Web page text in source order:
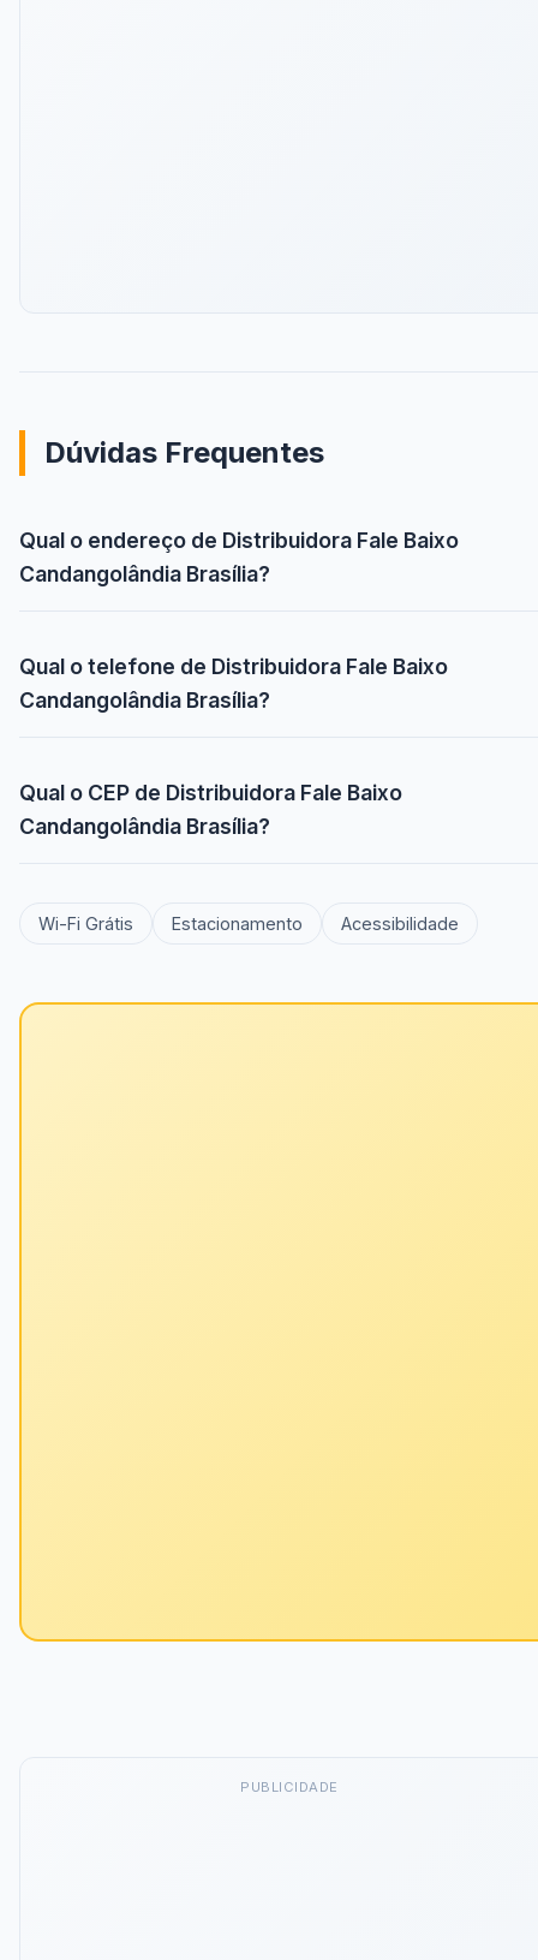
Dúvidas Frequentes
Qual o endereço de Distribuidora Fale Baixo
Candangolândia Brasília?
Qual o telefone de Distribuidora Fale Baixo
Candangolândia Brasília?
Qual o CEP de Distribuidora Fale Baixo
Candangolândia Brasília?
Wi-Fi Grátis Estacionamento Acessibilidade
PUBLICIDADE